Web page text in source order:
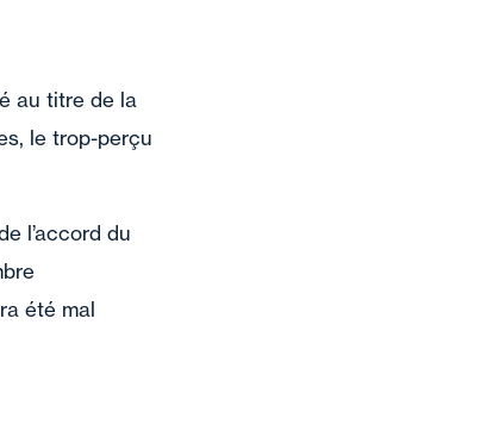
au titre de la
le trop-perçu
l’accord du
été mal